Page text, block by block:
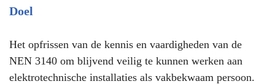
Doel
Het opfrissen van de kennis en vaardigheden van de
NEN 3140 om blijvend veilig te kunnen werken aan
elektrotechnische installaties als vakbekwaam persoon.